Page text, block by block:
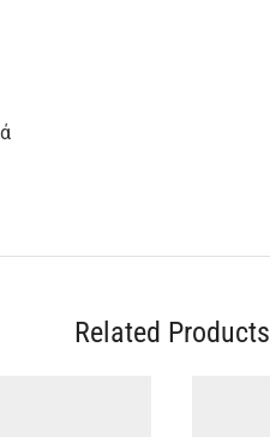
Related Products